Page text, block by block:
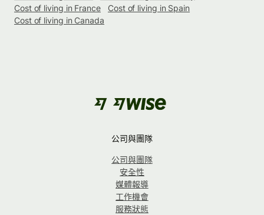
Cost of living in France
Cost of living in Spain
Cost of living in Canada
公司與團隊
公司與團隊
安全性
媒體報導
工作機會
服務狀態